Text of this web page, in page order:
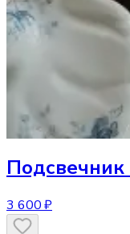
Подсвечник
3 600 ₽